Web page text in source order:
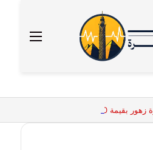
القائمة